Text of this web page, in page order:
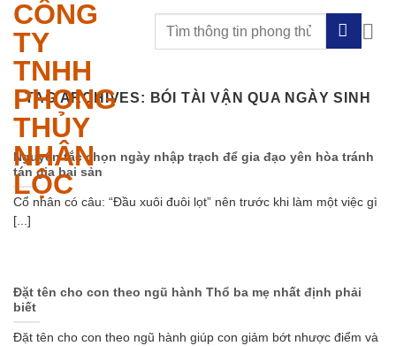
Skip
content
CÔNG
TY
TNHH
PHONG
THỦY
NHÂN
LỘC
TAG ARCHIVES: BÓI TÀI VẬN QUA NGÀY SINH
Nguyên tắc chọn ngày nhập trạch để gia đạo yên hòa tránh
tán gia bại sản
Cổ nhân có câu: “Đầu xuôi đuôi lọt” nên trước khi làm một việc gì
[...]
Đặt tên cho con theo ngũ hành Thổ ba mẹ nhất định phải
biết
Đặt tên cho con theo ngũ hành giúp con giảm bớt nhược điểm và